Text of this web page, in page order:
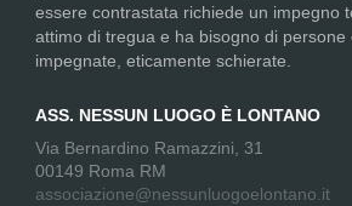
essere contrastata richiede un impegno
attimo di tregua e ha bisogno di persone
impegnate, eticamente schierate.
ASS. NESSUN LUOGO È LONTANO
Via Bernardino Ramazzini, 31
00149 Roma RM
associazione@nessunluogoelontano.it